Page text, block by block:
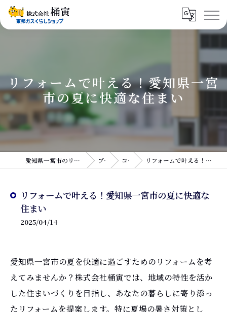
リフォームで叶える！愛知県一宮
市の夏に快適な住まい
愛知県一宮市のリフォームなら株式会社桶寅 ブログ コラム リフォームで叶える！愛知県一宮市の夏に快適な住まい
リフォームで叶える！愛知県一宮市の夏に快適な
住まい
2025/04/14
愛知県一宮市の夏を快適に過ごすためのリフォームを考
えてみませんか？株式会社桶寅では、地域の特性を活か
した住まいづくりを目指し、あなたの暮らしに寄り添っ
たリフォームを提案します。特に夏場の暑さ対策とし